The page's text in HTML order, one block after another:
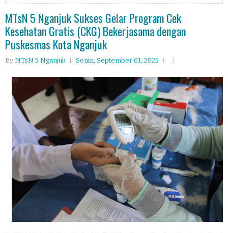
MTsN 5 Nganjuk Sukses Gelar Program Cek
Kesehatan Gratis (CKG) Bekerjasama dengan
Puskesmas Kota Nganjuk
By MTsN 5 Nganjuk Senin, September 01, 2025